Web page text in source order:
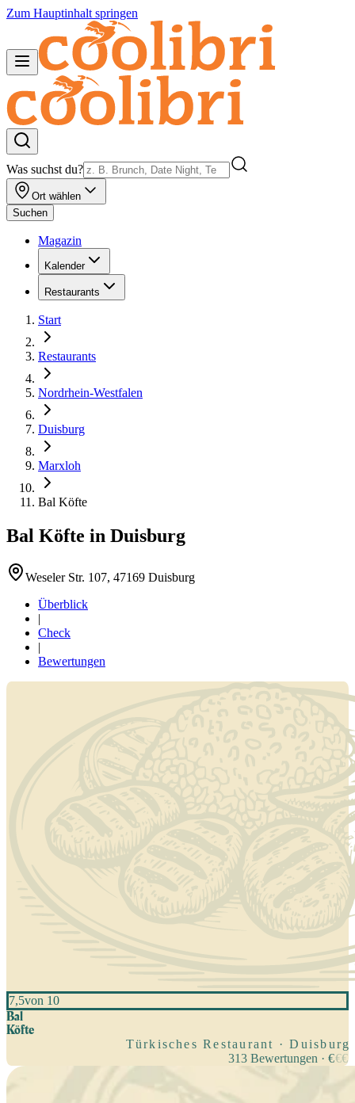
Zum Hauptinhalt springen
Was suchst du?
Ort wählen
Suchen
Magazin
Kalender
Restaurants
Start
Restaurants
Nordrhein-Westfalen
Duisburg
Marxloh
Bal Köfte
Bal Köfte in Duisburg
Weseler Str. 107, 47169 Duisburg
Überblick
|
Check
|
Bewertungen
7,5von 10
Bal
Köfte
Türkisches Restaurant · Duisburg
313 Bewertungen ·€€€